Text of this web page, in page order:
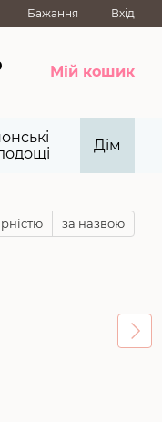
Бажання Вхід
Мій кошик
Дім
за назвою